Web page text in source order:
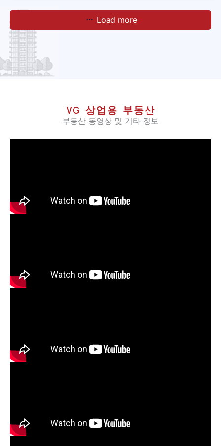
Load more
VG 상업용 부동산
부동산 동영상 및 기타 정보